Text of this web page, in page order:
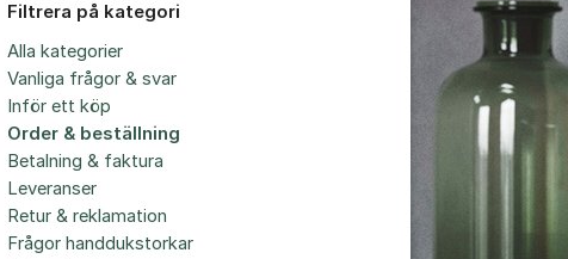
Filtrera på kategori
Alla kategorier
Vanliga frågor & svar
Inför ett köp
Order & beställning
Betalning & faktura
Leveranser
Retur & reklamation
Frågor handdukstorkar